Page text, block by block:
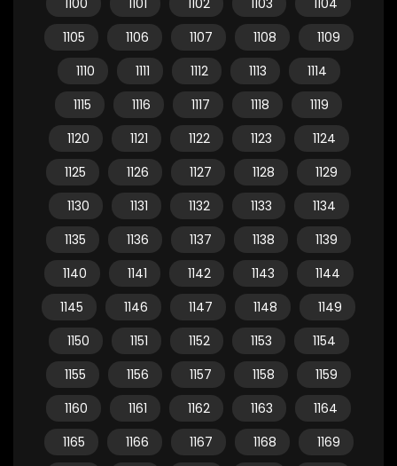
1100
1101 1102 1103
1104
1105
1106 1107 1108
1109
1110
1111 1112 1113
1114
1115
1116 1117 1118
1119
1120
1121 1122 1123
1124
1125
1126 1127 1128
1129
1130
1131 1132 1133
1134
1135
1136 1137 1138
1139
1140
1141 1142 1143
1144
1145
1146 1147 1148
1149
1150
1151 1152 1153
1154
1155
1156 1157 1158
1159
1160
1161 1162 1163
1164
1165
1166 1167 1168
1169